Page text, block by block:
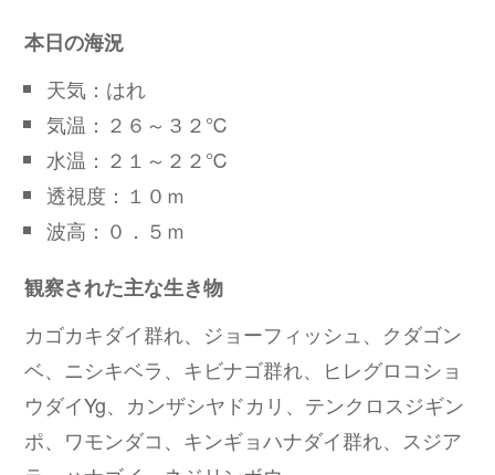
本日の海況
天気：はれ
気温：２６～３２℃
水温：２１～２２℃
透視度：１０ｍ
波高：０．５ｍ
観察された主な生き物
カゴカキダイ群れ、ジョーフィッシュ、クダゴン
ベ、ニシキベラ、キビナゴ群れ、ヒレグロコショ
ウダイYg、カンザシヤドカリ、テンクロスジギン
ポ、ワモンダコ、キンギョハナダイ群れ、スジア